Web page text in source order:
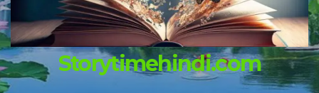
Storytimehindi.com